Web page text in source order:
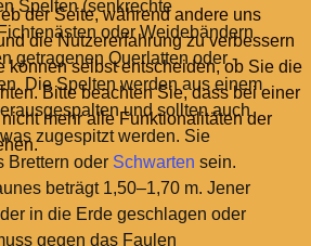
Spelten (senkrechte
oder Weidebändern
getragenen Querlatten oder -
Die Spelten werden aus einem
und sollten auch
zugespitzt werden. Sie
Brettern oder Schwarten sein.
beträgt 1,50–1,70 m. Jener
in die Erde geschlagen oder
gegen das Faulen
der Seite, während andere uns
die Nutzererfahrung zu verbessern
können selbst entscheiden, ob Sie die
Bitte beachten Sie, dass bei einer
mehr alle Funktionalitäten der